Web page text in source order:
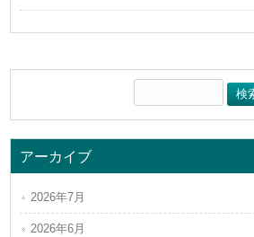
アーカイブ
2026年7月
2026年6月